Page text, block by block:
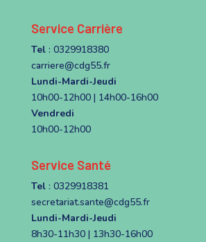
Service Carrière
Tel: 0329918380
carriere@cdg55.fr
Lundi-Mardi-Jeudi
10h00-12h00 | 14h00-16h00
Vendredi
10h00-12h00
Service Santé
Tel: 0329918381
secretariat.sante@cdg55.fr
Lundi-Mardi-Jeudi
8h30-11h30 | 13h30-16h00